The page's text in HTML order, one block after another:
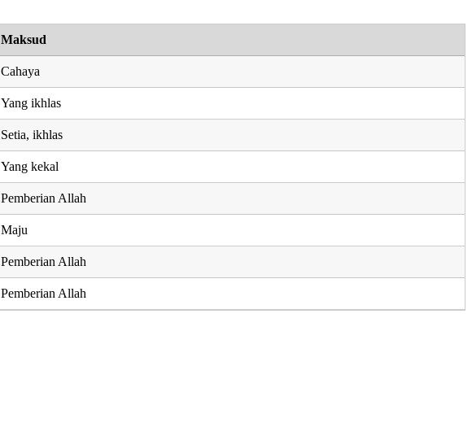
Maksud
Cahaya
Yang ikhlas
Setia, ikhlas
Yang kekal
Pemberian Allah
Maju
Pemberian Allah
Pemberian Allah